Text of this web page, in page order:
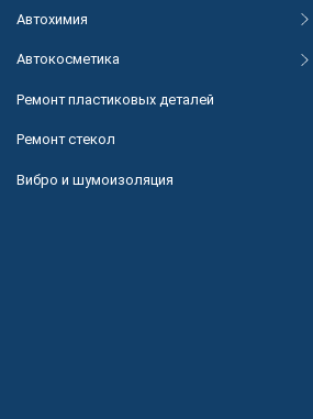
Автохимия
Автокосметика
Ремонт пластиковых деталей
Ремонт стекол
Вибро и шумоизоляция